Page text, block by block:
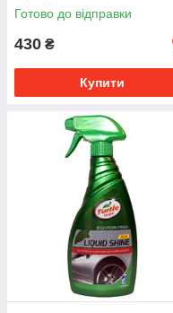
Готово до відправки
430 ₴
Купити